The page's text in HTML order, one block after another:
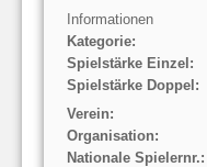
Informationen
Kategorie:
Spielstärke Einzel:
Spielstärke Doppel:
Verein:
Organisation:
Nationale Spielernr.: